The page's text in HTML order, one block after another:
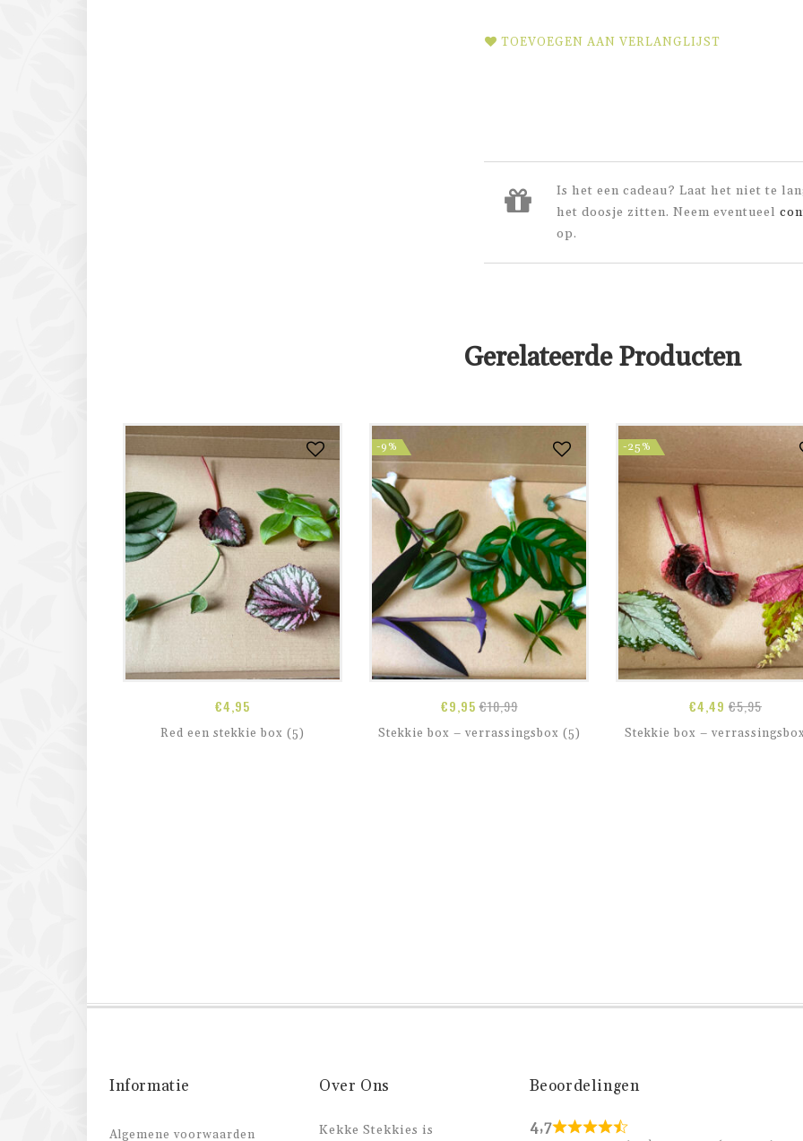
TOEVOEGEN AAN VERLANGLIJST
Is het een cadeau? Laat het niet te
het doosje zitten. Neem eventueel
op.
Gerelateerde Producten
€4,95
Red een stekkie box (5)
-9%
€10,99
€9,95
Stekkie box – verrassingsbox (5)
-25%
€5,95
€4,49
Stekkie box –
Informatie
Algemene voorwaarden
Over Ons
Kekke Stekkies is
Beoordelingen
4,7